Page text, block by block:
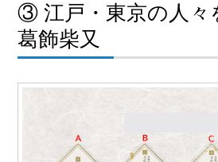
③ 江戸・東京の人々
葛飾柴又